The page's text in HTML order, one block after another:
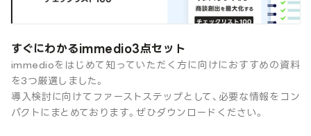
すぐにわかるimmedio3点セット
immedioをはじめて知っていただく方に向けにおすすめの資料
を3つ厳選しました。
導入検討に向けてファーストステップとして、必要な情報をコン
パクトにまとめております。ぜひダウンロードください。